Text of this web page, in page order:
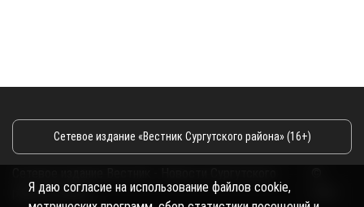
Сетевое издание «Вестник Сургутского района» (16+)
района и Югры
Я даю согласие на использование файлов cookie,